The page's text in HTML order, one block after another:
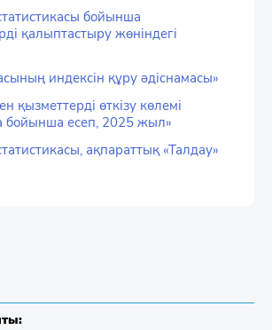
бойынша
қалыптастыру жөніндегі
индексін құру әдіснамасы»
қызметтерді өткізу көлемі
бойынша есеп, 2025 жыл»
ақпараттық «Талдау»